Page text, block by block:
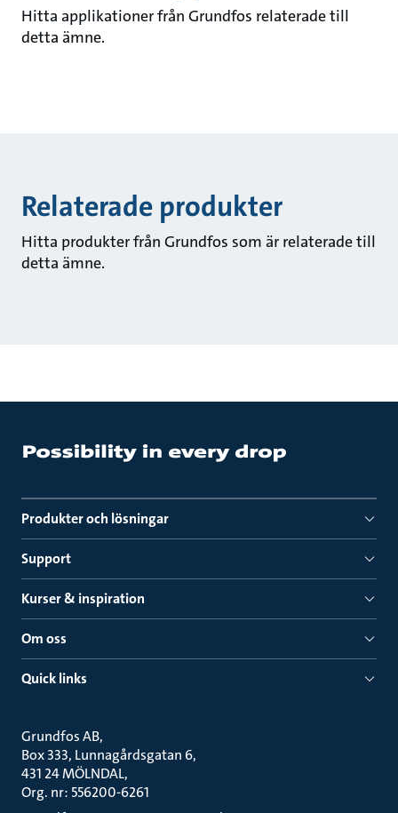
Hitta applikationer från Grundfos relaterade till
detta ämne.
Relaterade produkter
Hitta produkter från Grundfos som är relaterade till
detta ämne.
Produkter och lösningar
Support
Kurser & inspiration
Om oss
Quick links
Grundfos AB
Box 333, Lunnagårdsgatan 6
431 24 MÖLNDAL
Org. nr: 556200-6261